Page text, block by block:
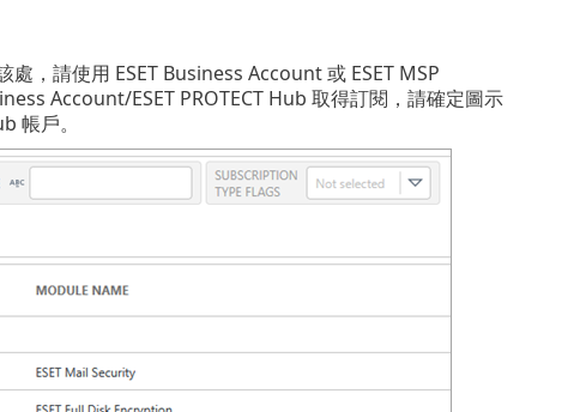
，請使用 ESET Business Account 或 ESET MSP
Account/ESET PROTECT Hub 取得訂閱，請確定圖示
帳戶。